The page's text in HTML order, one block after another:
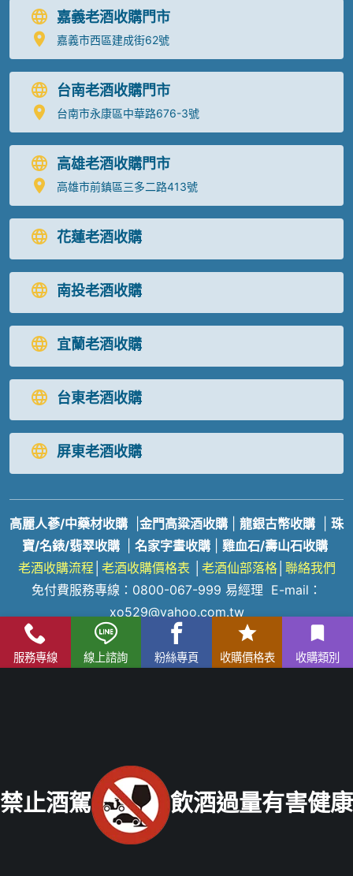
嘉義老酒收購門市
嘉義市西區建成街62號
台南老酒收購門市
台南市永康區中華路676-3號
高雄老酒收購門市
高雄市前鎮區三多二路413號
花蓮老酒收購
南投老酒收購
宜蘭老酒收購
台東老酒收購
屏東老酒收購
高麗人蔘/中藥材收購 金門高粱酒收購 龍銀古幣收購
珠
寶/名錶/翡翠收購
名家字畫收購| 雞血石/壽山石收購
老酒收購流程 老酒收購價格表 老酒仙部落格│ 聯絡我們
免付費服務專線： 0800-067-999 易經理 E-mail：
xo529@yahoo.com.tw
北部老酒收購中心：
台北市大同區長安西路218號 電話：
(02) 2597-0909統一編號：26337227
Copyright © 2021 老酒仙老酒收購中心
服務專線 線上諮詢 粉絲專頁 收購價格表 收購類別
禁止酒駕 飲酒過量有害健康